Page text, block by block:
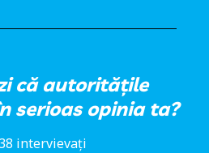
că autoritățile
serioas opinia ta?
intervievați